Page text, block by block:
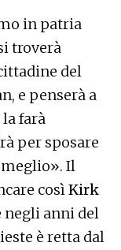
in patria
troverà
del
e penserà a
farà
per sposare
meglio». Il
cosìKirk
negli anni del
è retta dal